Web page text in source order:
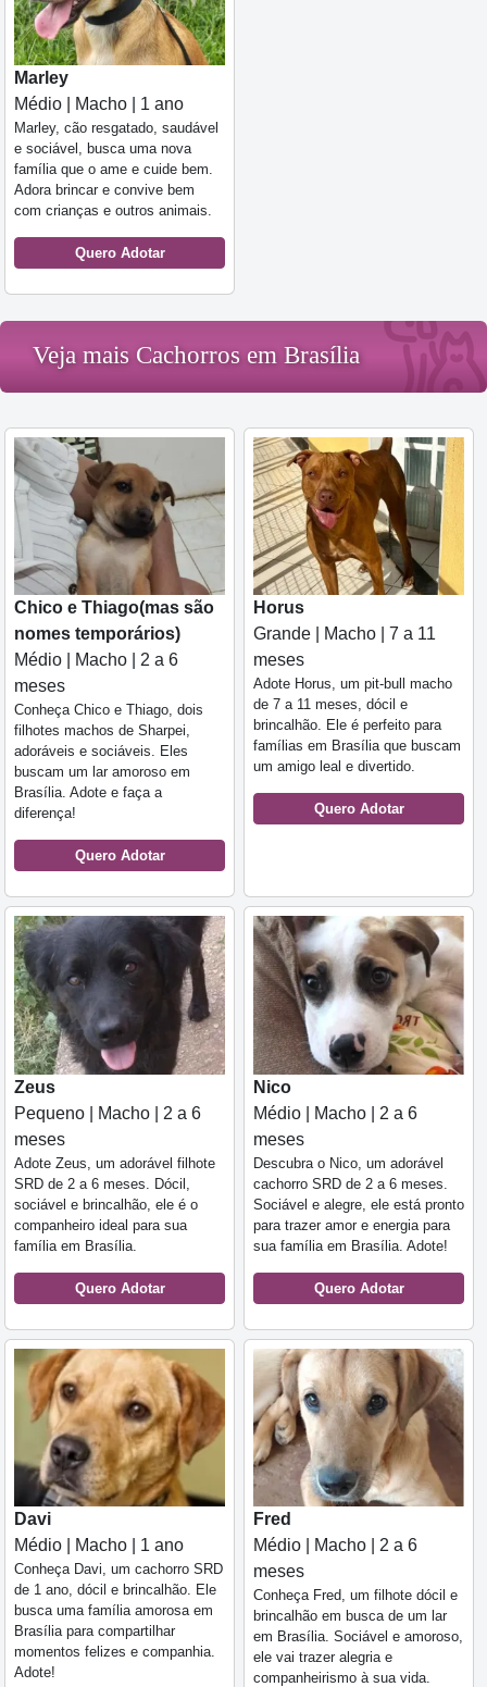
Marley
Médio | Macho | 1 ano
Marley, cão resgatado, saudável
e sociável, busca uma nova
família que o ame e cuide bem.
Adora brincar e convive bem
com crianças e outros animais.
Quero Adotar
Veja mais Cachorros em Brasília
Chico e Thiago(mas são
nomes temporários)
Médio | Macho | 2 a 6
meses
Conheça Chico e Thiago, dois
filhotes machos de Sharpei,
adoráveis e sociáveis. Eles
buscam um lar amoroso em
Brasília. Adote e faça a
diferença!
Quero Adotar
Horus
Grande | Macho | 7 a 11
meses
Adote Horus, um pit-bull macho
de 7 a 11 meses, dócil e
brincalhão. Ele é perfeito para
famílias em Brasília que buscam
um amigo leal e divertido.
Quero Adotar
Zeus
Pequeno | Macho | 2 a 6
meses
Adote Zeus, um adorável filhote
SRD de 2 a 6 meses. Dócil,
sociável e brincalhão, ele é o
companheiro ideal para sua
família em Brasília.
Quero Adotar
Nico
Médio | Macho | 2 a 6
meses
Descubra o Nico, um adorável
cachorro SRD de 2 a 6 meses.
Sociável e alegre, ele está pronto
para trazer amor e energia para
sua família em Brasília. Adote!
Quero Adotar
Davi
Médio | Macho | 1 ano
Conheça Davi, um cachorro SRD
de 1 ano, dócil e brincalhão. Ele
busca uma família amorosa em
Brasília para compartilhar
momentos felizes e companhia.
Adote!
Fred
Médio | Macho | 2 a 6
meses
Conheça Fred, um filhote dócil e
brincalhão em busca de um lar
em Brasília. Sociável e amoroso,
ele vai trazer alegria e
companheirismo à sua vida.